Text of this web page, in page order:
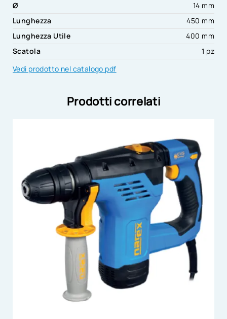
Ø
14 mm
Lunghezza
450 mm
Lunghezza Utile
400 mm
Scatola
1 pz
Vedi prodotto nel catalogo pdf
Prodotti correlati